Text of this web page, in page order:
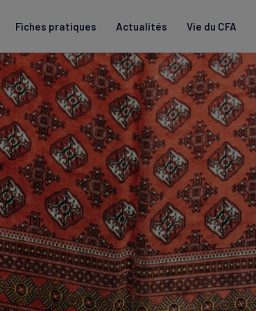
Fiches pratiques Actualités Vie du CFA